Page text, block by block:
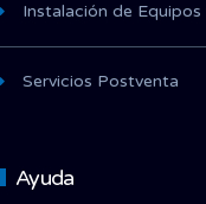
Instalación de Equipos
Servicios Postventa
Ayuda